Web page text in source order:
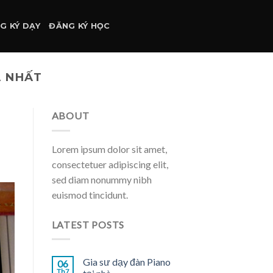
KÝ DẠY ĐĂNG KÝ HỌC
NHẤT
ABOUT
Lorem ipsum dolor sit amet,
consectetuer adipiscing elit,
sed diam nonummy nibh
euismod tincidunt.
LATEST POSTS
06
Gia sư dạy đàn Piano